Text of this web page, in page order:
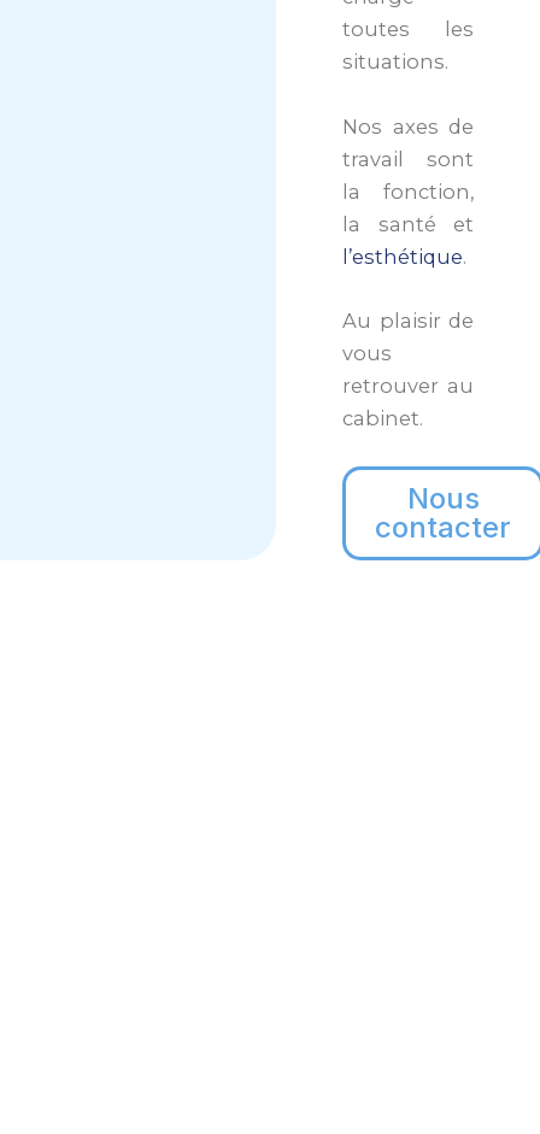
toutes les
situations.
Nos axes de
travail sont
la fonction,
la santé et
l’esthétique.
Au plaisir de
vous
retrouver au
cabinet.
Nous
contacter